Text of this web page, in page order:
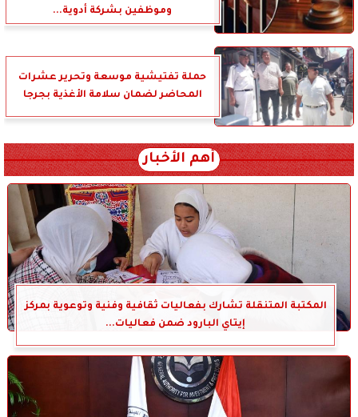
وموظفين بشركة أدوية...
حملة تفتيشية موسعة وتحرير عشرات
المحاضر لضمان سلامة الأغذية بجرجا
أهم الأخبار
المكتبة المتنقلة تشارك بفعاليات ثقافية وفنية وتوعوية بمركز
إيتاي البارود ضمن فعاليات...